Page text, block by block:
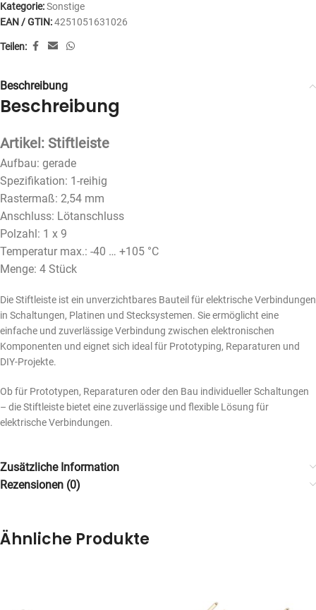
Kategorie:Sonstige
EAN / GTIN:4251051631026
Teilen:
Beschreibung
Beschreibung
Artikel: Stiftleiste
Aufbau: gerade
Spezifikation: 1-reihig
Rastermaß: 2,54 mm
Anschluss: Lötanschluss
Polzahl: 1 x 9
Temperatur max.: -40 … +105 °C
Menge: 4 Stück
Die Stiftleiste ist ein unverzichtbares Bauteil für elektrische Verbindungen
in Schaltungen, Platinen und Stecksystemen. Sie ermöglicht eine
einfache und zuverlässige Verbindung zwischen elektronischen
Komponenten und eignet sich ideal für Prototyping, Reparaturen und
DIY-Projekte.
Ob für Prototypen, Reparaturen oder den Bau individueller Schaltungen
– die Stiftleiste bietet eine zuverlässige und flexible Lösung für
elektrische Verbindungen.
Zusätzliche Information
Rezensionen (0)
Ähnliche Produkte